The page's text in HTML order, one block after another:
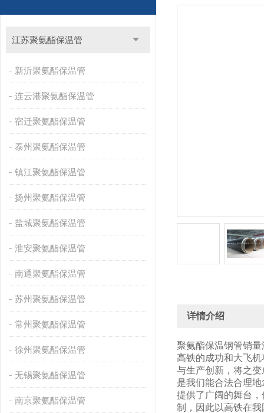
江苏聚氨酯保温管
新沂聚氨酯保温管
连云港聚氨酯保温管
宿迁聚氨酯保温管
泰州聚氨酯保温管
镇江聚氨酯保温管
扬州聚氨酯保温管
盐城聚氨酯保温管
淮安聚氨酯保温管
南通聚氨酯保温管
苏州聚氨酯保温管
常州聚氨酯保温管
徐州聚氨酯保温管
无锡聚氨酯保温管
南京聚氨酯保温管
详情介绍
聚氨酯保温钢管销
高铁的成功和大飞
与生产创新，将之
是我们能合法合理
提供了广阔的舞台
制，因此以高铁在